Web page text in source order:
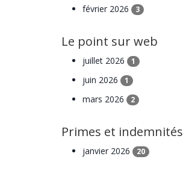
février 2026 3
Le point sur web
juillet 2026 1
juin 2026 1
mars 2026 2
Primes et indemnités
janvier 2026 20